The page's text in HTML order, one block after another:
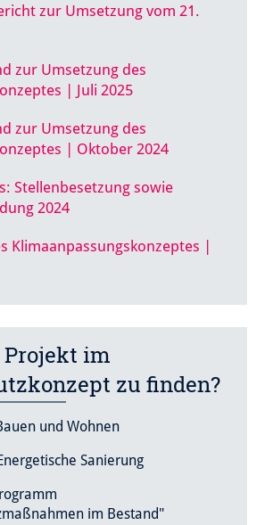
zur Umsetzung vom 21.
zur Umsetzung des
| Juli 2025
zur Umsetzung des
| Oktober 2024
Stellenbesetzung sowie
2024
Klimaanpassungskonzeptes |
Projekt im
zu finden?
und Wohnen
Sanierung
im Bestand"